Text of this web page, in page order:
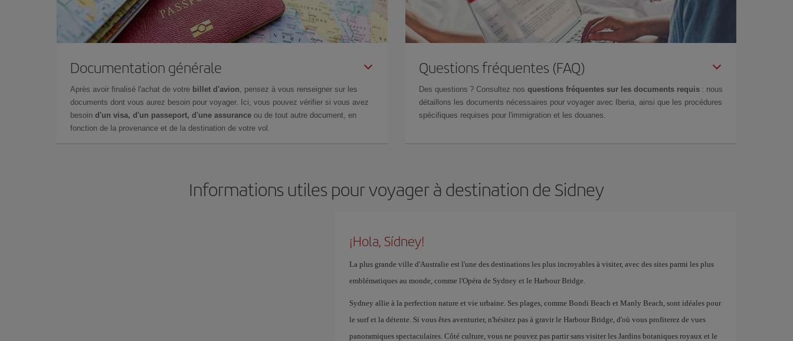
Documentation générale
Après avoir finalisé l'achat de votre billet d'avion , pensez à vous renseigner sur les
documents dont vous aurez besoin pour voyager. Ici, vous pouvez vérifier si vous avez
besoin d'un visa, d'un passeport, d'une assurance ou de tout autre document, en
fonction de la provenance et de la destination de votre vol.
Questions fréquentes (FAQ)
Des questions ? Consultez nos questions fréquentes sur les documents requis : nous
détaillons les documents nécessaires pour voyager avec Iberia, ainsi que les procédures
spécifiques requises pour l'immigration et les douanes.
Informations utiles pour voyager à destination de Sidney
¡Hola, Sídney!
La plus grande ville d'Australie est l'une des destinations les plus incroyables à visiter, avec des sites parmi les plus
emblématiques au monde, comme l'Opéra de Sydney et le Harbour Bridge.
Sydney allie à la perfection nature et vie urbaine. Ses plages, comme Bondi Beach et Manly Beach, sont idéales pour
le surf et la détente. Si vous êtes aventurier, n'hésitez pas à gravir le Harbour Bridge, d'où vous profiterez de vues
panoramiques spectaculaires. Côté culture, vous ne pouvez pas partir sans visiter les Jardins botaniques royaux et le